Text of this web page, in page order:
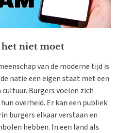
het niet moet
van de moderne tijd is
natie een eigen staat met een
Burgers voelen zich
overheid. Er kan een publiek
burgers elkaar verstaan en
hebben. In een land als